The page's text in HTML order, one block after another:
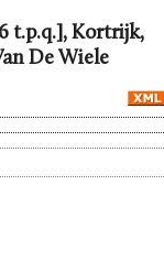
t.p.q.], Kortrijk,
De Wiele